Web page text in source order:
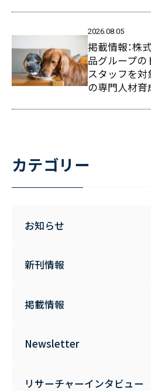
2026.08.05
掲載情報：株
品グループの
スタッフを対
の専門人材育
カテゴリー
お知らせ
新刊情報
掲載情報
Newsletter
リサーチャーインタビュー